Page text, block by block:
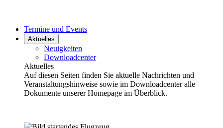
Termine und Events
Aktuelles
Neuigkeiten
Downloadcenter
Aktuelles
Auf diesen Seiten finden Sie aktuelle Nachrichten und
Veranstaltungshinweise sowie im Downloadcenter alle
Dokumente unserer Homepage im Überblick.